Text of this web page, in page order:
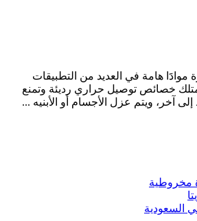
موادََا هامة في العديد من التطبيقات
تمتلك خصائص توصيل حراري رديئة وتمنع
آخر، ويتم عزل الأجسام أو الأبنيه ...
مخروطية
السعودية